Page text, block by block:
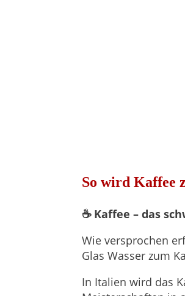
So wird Kaffee
☕ Kaffee – das
Wie versprochen
Glas Wasser zum
In Italien wird das